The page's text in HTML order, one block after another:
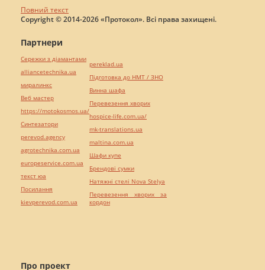
Повний текст
Copyright © 2014-2026 «Протокол». Всі права захищені.
Про проект
Партнери
Сережки з діамантами
alliancetechnika.ua
миралинкс
Веб мастер
https://motokosmos.ua/
Синтезатори
perevod.agency
agrotechnika.com.ua
europeservice.com.ua
текст юа
Посилання
kievperevod.com.ua
pereklad.ua
Підготовка до НМТ / ЗНО
Винна шафа
Перевезення хворих
hospice-life.com.ua/
mk-translations.ua
maltina.com.ua
Шафи купе
Брендові сумки
Натяжні стелі Nova Stelya
Перевезення хворих за
кордон